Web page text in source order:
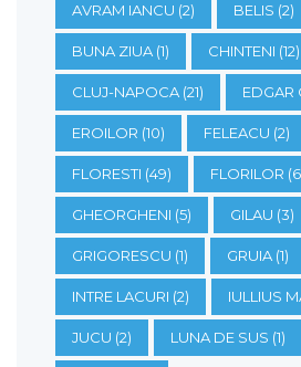
AVRAM IANCU (2) BELIS (2)
BUNA ZIUA (1) CHINTENI (12)
CLUJ-NAPOCA (21) EDGAR
EROILOR (10) FELEACU (2)
FLORESTI (49) FLORILOR
GHEORGHENI (5) GILAU (3)
GRIGORESCU (1) GRUIA (1)
INTRE LACURI (2) IULLIUS
JUCU (2) LUNA DE SUS (1)